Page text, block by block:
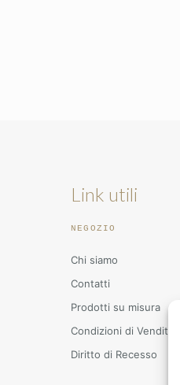
Link utili
NEGOZIO
Chi siamo
Contatti
Prodotti su misura
Condizioni di Vendita
Diritto di Recesso